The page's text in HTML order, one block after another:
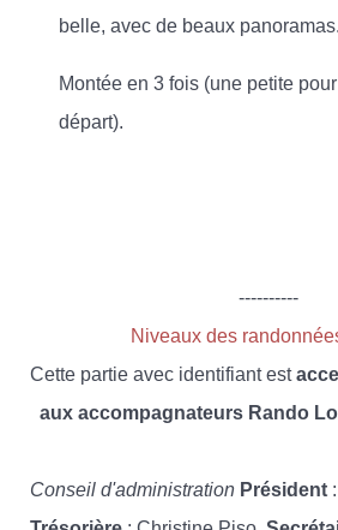
belle, avec de beaux panoramas.
Montée en 3 fois (une petite
départ).
----------
Niveaux des
Cette partie avec identifiant est
aux accompagnateurs Rando
Conseil d'administration Président